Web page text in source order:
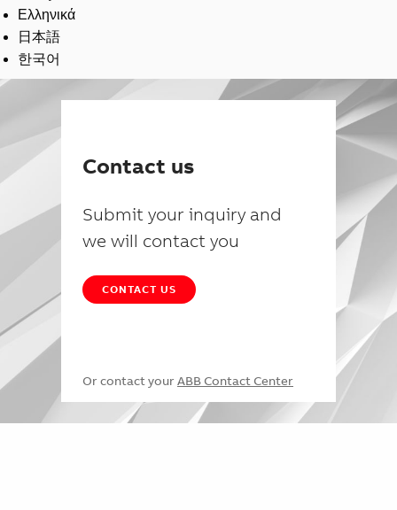
Ελληνικά
日本語
한국어
Contact us
Submit your inquiry and
we will contact you
CONTACT US
Or contact your ABB Contact Center